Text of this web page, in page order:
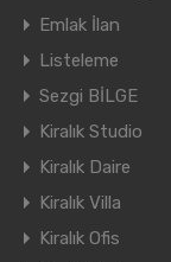
Emlak İlan
Listeleme
Sezgi BİLGE
Kiralık Studio
Kiralık Daire
Kiralık Villa
Kiralık Ofis